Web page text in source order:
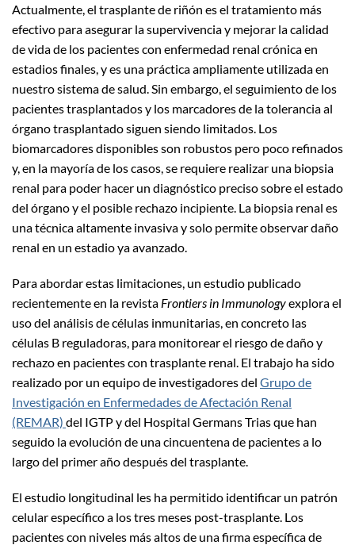
Actualmente, el trasplante de riñón es el tratamiento más
efectivo para asegurar la supervivencia y mejorar la calidad
de vida de los pacientes con enfermedad renal crónica en
estadios finales, y es una práctica ampliamente utilizada en
nuestro sistema de salud. Sin embargo, el seguimiento de los
pacientes trasplantados y los marcadores de la tolerancia al
órgano trasplantado siguen siendo limitados. Los
biomarcadores disponibles son robustos pero poco refinados
y, en la mayoría de los casos, se requiere realizar una biopsia
renal para poder hacer un diagnóstico preciso sobre el estado
del órgano y el posible rechazo incipiente. La biopsia renal es
una técnica altamente invasiva y solo permite observar daño
renal en un estadio ya avanzado.
Para abordar estas limitaciones, un estudio publicado
recientemente en la revista Frontiers in Immunologyexplora el
uso del análisis de células inmunitarias, en concreto las
células B reguladoras, para monitorear el riesgo de daño y
rechazo en pacientes con trasplante renal. El trabajo ha sido
realizado por un equipo de investigadores del Grupo de
Investigación en Enfermedades de Afectación Renal
(REMAR) del IGTP y del Hospital Germans Trias que han
seguido la evolución de una cincuentena de pacientes a lo
largo del primer año después del trasplante.
El estudio longitudinal les ha permitido identificar un patrón
celular específico a los tres meses post-trasplante. Los
pacientes con niveles más altos de una firma específica de